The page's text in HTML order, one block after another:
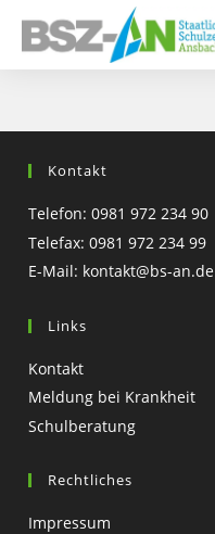
Kontakt
Telefon: 0981 972 234 90
Telefax: 0981 972 234 99
E-Mail: kontakt@bs-an.de
Links
Kontakt
Meldung bei Krankheit
Schulberatung
Rechtliches
Impressum